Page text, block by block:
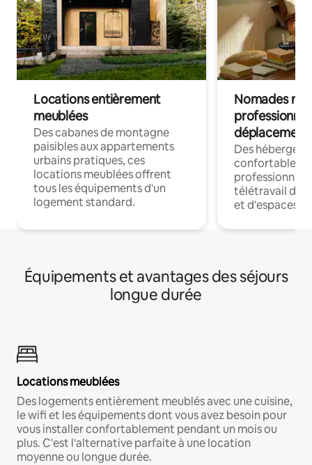
Locations entièrement
meublées
Des cabanes de montagne
paisibles aux appartements
urbains pratiques, ces
locations meublées offrent
tous les équipements d'un
logement standard.
Nomades
déplacement
Des
confortables
professionnels
télétravail
et d'espaces
Équipements et avantages des séjours
longue durée
Locations meublées
Des logements entièrement meublés avec une cuisine,
le wifi et les équipements dont vous avez besoin pour
vous installer confortablement pendant un mois ou
plus. C'est l'alternative parfaite à une location
moyenne ou longue durée.